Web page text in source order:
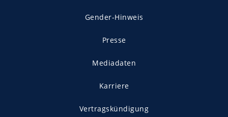
Gender-Hinweis
Presse
Mediadaten
Karriere
Vertragskündigung